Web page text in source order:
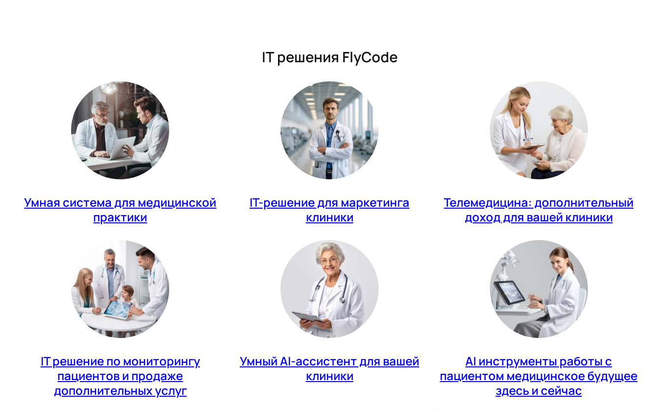
IT решения FlyCode
Умная система для медицинской
практики
IT-решение для маркетинга
клиники
Телемедицина: дополнительный
доход для вашей клиники
IT решение по мониторингу
пациентов и продаже
дополнительных услуг
Умный AI-ассистент для вашей
клиники
AI инструменты работы с
пациентом медицинское будущее
здесь и сейчас